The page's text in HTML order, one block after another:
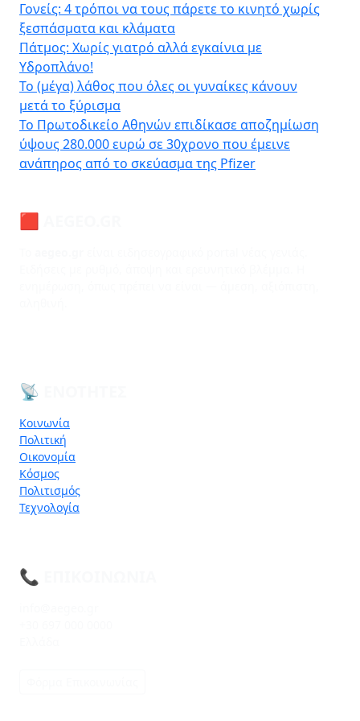
Γονείς: 4 τρόποι να τους πάρετε το κινητό χωρίς
ξεσπάσματα και κλάματα
Πάτμος: Χωρίς γιατρό αλλά εγκαίνια με
Υδροπλάνο!
Το (μέγα) λάθος που όλες οι γυναίκες κάνουν
μετά το ξύρισμα
Το Πρωτοδικείο Αθηνών επιδίκασε αποζημίωση
ύψους 280.000 ευρώ σε 30χρονο που έμεινε
ανάπηρος από το σκεύασμα της Pfizer
🟥 AEGEO.GR
📡 ΕΝΌΤΗΤΕΣ
Κοινωνία
Πολιτική
Οικονομία
Κόσμος
Πολιτισμός
Τεχνολογία
📞 ΕΠΙΚΟΙΝΩΝΊΑ